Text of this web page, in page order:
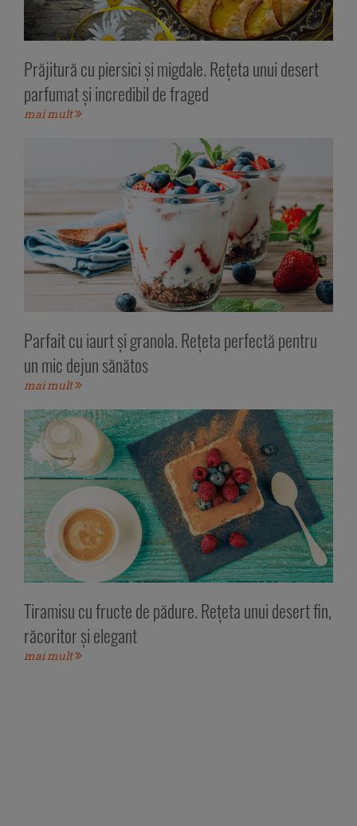
Prăjitură cu piersici și migdale. Rețeta unui desert
parfumat și incredibil de fraged
mai mult
Parfait cu iaurt și granola. Rețeta perfectă pentru
un mic dejun sănătos
mai mult
Tiramisu cu fructe de pădure. Rețeta unui desert fin,
răcoritor și elegant
mai mult